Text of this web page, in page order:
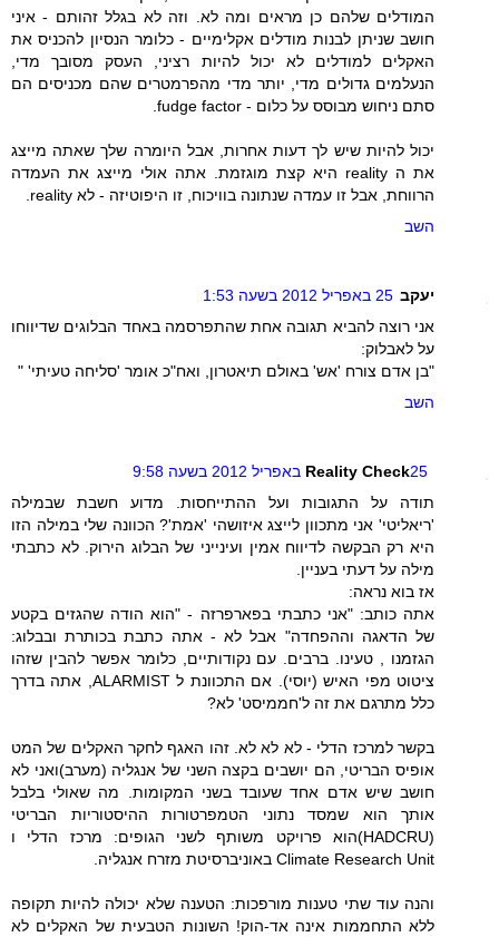
המודלים שלהם כן מראים ומה לא. וזה לא בגלל זהותם - איני
חושב שניתן לבנות מודלים אקלימיים - כלומר הנסיון להכניס את
האקלים למודלים לא יכול להיות רציני, העסק מסובך מדי,
הנעלמים גדולים מדי, יותר מדי מהפרמטרים שהם מכניסים הם
סתם ניחוש מבוסס על כלום - fudge factor.
יכול להיות שיש לך דעות אחרות, אבל היומרה שלך שאתה מייצג
את ה reality היא קצת מוגזמת. אתה אולי מייצג את העמדה
הרווחת, אבל זו עמדה שנתונה בוויכוח, זו היפוטיזה - לא reality.
השב
יעקב 25 באפריל 2012 בשעה 1:53
אני רוצה להביא תגובה אחת שהתפרסמה באחד הבלוגים שדיווחו
על לאבלוק:
"בן אדם צורח 'אש' באולם תיאטרון, ואח"כ אומר 'סליחה טעיתי' "
השב
Reality Check25 באפריל 2012 בשעה 9:58
תודה על התגובות ועל ההתייחסות. מדוע חשבת שבמילה
'ריאליטי' אני מתכוון לייצג איזושהי 'אמת'? הכוונה שלי במילה הזו
היא רק הבקשה לדיווח אמין ועינייני של הבלוג הירוק. לא כתבתי
מילה על דעתי בעניין.
אז בוא נראה:
אתה כותב: "אני כתבתי בפארפרזה - "הוא הודה שהגזים בקטע
של הדאגה וההפחדה" אבל לא - אתה כתבת בכותרת ובבלוג:
הגזמנו , טעינו. ברבים. עם נקודותיים, כלומר אפשר להבין שזהו
ציטוט מפי האיש (יוסי). אם התכוונת ל ALARMIST, אתה בדרך
כלל מתרגם את זה ל'חממיסט' לא?
בקשר למרכז הדלי - לא לא לא. זהו האגף לחקר האקלים של המט
אופיס הבריטי, הם יושבים בקצה השני של אנגליה (מערב)ואני לא
חושב שיש אדם אחד שעובד בשני המקומות. מה שאולי בלבל
אותך הוא שמסד נתוני הטמפרטורות ההיסטוריות הבריטי
(HADCRU)הוא פרויקט משותף לשני הגופים: מרכז הדלי ו
Climate Research Unit באוניברסיטת מזרח אנגליה.
והנה עוד שתי טענות מורפכות: הטענה שלא יכולה להיות תקופה
ללא התחממות אינה אד-הוק! השונות הטבעית של האקלים לא